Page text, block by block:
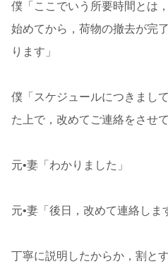
僕「ここでいう所要時間とは
始めてから，荷物の撤去が完
ります」
僕「スケジュールにつきまし
た上で，改めてご連絡をさせ
元•妻「わかりました」
元•妻「後日，改めて連絡しま
丁寧に説明したからか，割と